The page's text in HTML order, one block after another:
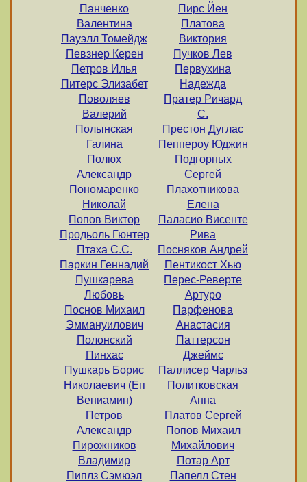
Панченко
Валентина
Пауэлл Томейдж
Певзнер Керен
Петров Илья
Питерc Элизабет
Поволяев
Валерий
Полынская
Галина
Полюх
Александр
Пономаренко
Николай
Попов Виктор
Продьоль Гюнтер
Птаха С.С.
Паркин Геннадий
Пушкарева
Любовь
Поснов Михаил
Эммануилович
Полонский
Пинхас
Пушкарь Борис
Николаевич (Еп
Вениамин)
Петров
Александр
Пирожников
Владимир
Пиплз Сэмюэл
Пирс Йен
Платова
Виктория
Пучков Лев
Первухина
Надежда
Пратер Ричард
С.
Престон Дуглас
Пеппероу Юджин
Подгорных
Сергей
Плахотникова
Елена
Паласио Висенте
Рива
Посняков Андрей
Пентикост Хью
Перес-Реверте
Артуро
Парфенова
Анастасия
Паттерсон
Джеймс
Паллисер Чарльз
Политковская
Анна
Платов Сергей
Попов Михаил
Михайлович
Потар Арт
Папелл Стен